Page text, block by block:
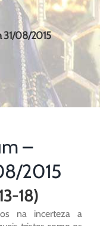
31/08/2015
–
2015
18)
na incerteza a